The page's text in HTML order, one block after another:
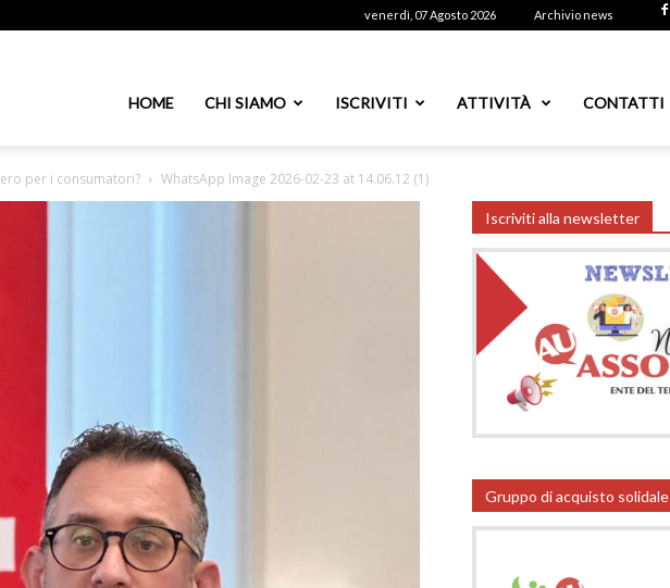
venerdì, 07 Agosto 2026 Archivio news
HOME CHI SIAMO ISCRIVITI ATTIVITÀ CONTATTI
per i consumatori? WhatsApp Image 2026-02-23 at 14.06.12 (1)
Iscriviti alla newsletter
Gruppo di acquisto solidale